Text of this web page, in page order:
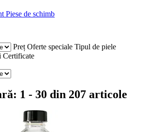
Piese de schimb
Preț Oferte speciale Tipul de piele
Certificate
1 - 30 din 207 articole